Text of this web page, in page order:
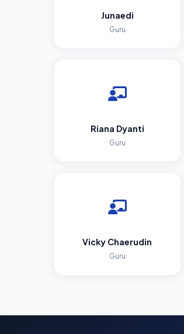
Junaedi
Guru
Riana Dyanti
Guru
Vicky Chaerudin
Guru